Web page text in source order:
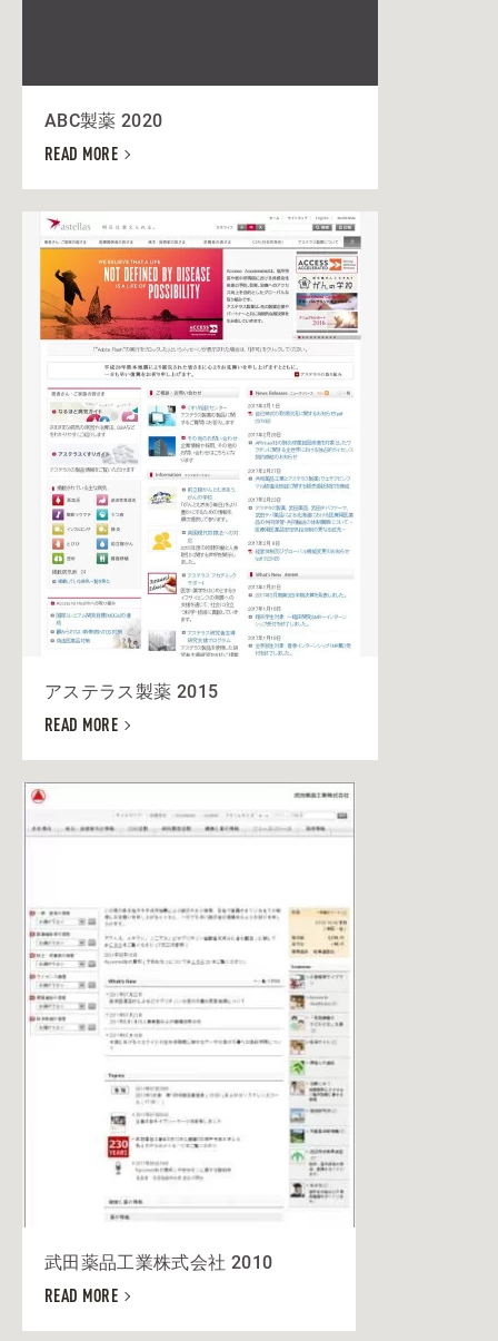
ABC製薬 2020
READ MORE
アステラス製薬 2015
READ MORE
武田薬品工業株式会社 2010
READ MORE